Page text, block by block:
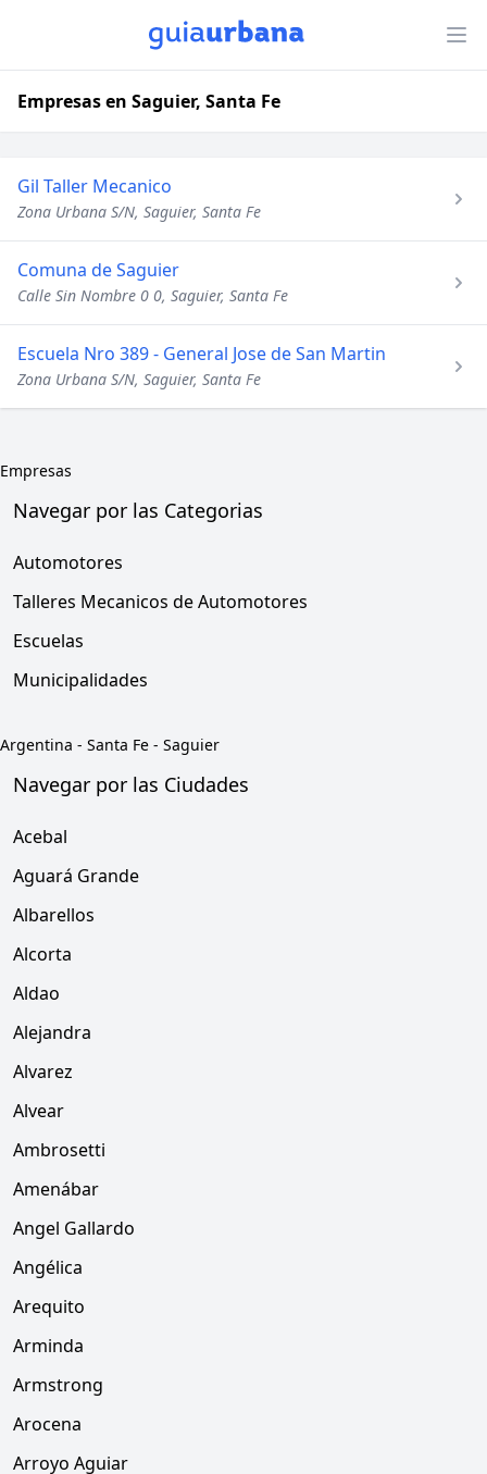
Empresas en Saguier, Santa Fe
Gil Taller Mecanico
Zona Urbana S/N, Saguier, Santa Fe
Comuna de Saguier
Calle Sin Nombre 0 0, Saguier, Santa Fe
Escuela Nro 389 - General Jose de San Martin
Zona Urbana S/N, Saguier, Santa Fe
Empresas
Navegar por las Categorias
Automotores
Talleres Mecanicos de Automotores
Escuelas
Municipalidades
Argentina - Santa Fe - Saguier
Navegar por las Ciudades
Acebal
Aguará Grande
Albarellos
Alcorta
Aldao
Alejandra
Alvarez
Alvear
Ambrosetti
Amenábar
Angel Gallardo
Angélica
Arequito
Arminda
Armstrong
Arocena
Arroyo Aguiar